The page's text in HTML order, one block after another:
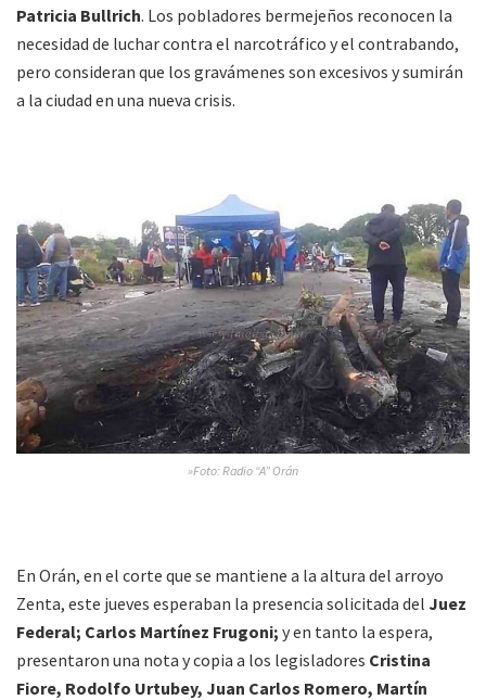
Patricia Bullrich. Los pobladores bermejeños reconocen la
necesidad de luchar contra el narcotráfico y el contrabando,
pero consideran que los gravámenes son excesivos y sumirán
a la ciudad en una nueva crisis.
»Foto: Radio “A” Orán
En Orán, en el corte que se mantiene a la altura del arroyo
Zenta, este jueves esperaban la presencia solicitada del Juez
Federal; Carlos Martínez Frugoni; y en tanto la espera,
presentaron una nota y copia a los legisladores Cristina
Fiore, Rodolfo Urtubey, Juan Carlos Romero, Martín